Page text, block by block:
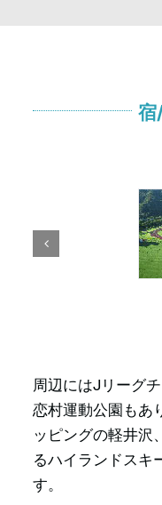
宿
周辺にはJリーグ
恋村運動公園もあ
ッピングの軽井沢
るハイランドスキ
す。